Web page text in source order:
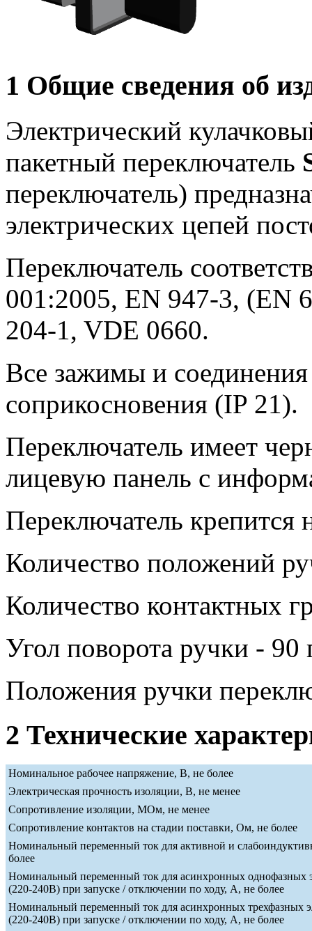
1 Общие сведения об
Электрический
пакетный переключатель
переключатель)
электрических цепей
Переключатель
001:2005, EN 947-3, (EN
204-1, VDE 0660.
Все зажимы и
соприкосновения (IP 21).
Переключатель имеет
лицевую панель с
Переключатель
Количество положений
Количество контактных
Угол поворота ручки - 90
Положения ручки
2 Технические
Номинальное рабочее напряжение, В, не более
Электрическая прочность изоляции, В, не менее
Сопротивление изоляции, МОм, не менее
Сопротивление контактов на стадии поставки, Ом, не более
Номинальный переменный ток для активной и
более
Номинальный переменный ток для асинхронных однофазных
(220-240В) при запуске / отключении по ходу, А, не более
Номинальный переменный ток для асинхронных трехфазных
(220-240В) при запуске / отключении по ходу, А, не более